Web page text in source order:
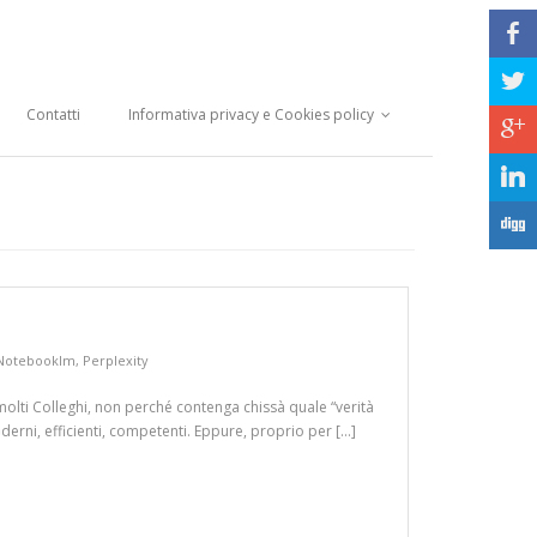
Contatti Informativa privacy e Cookies policy
, Perplexity
Colleghi, non perché contenga chissà quale “verità
efficienti, competenti. Eppure, proprio per […]
b
a
c
j
F